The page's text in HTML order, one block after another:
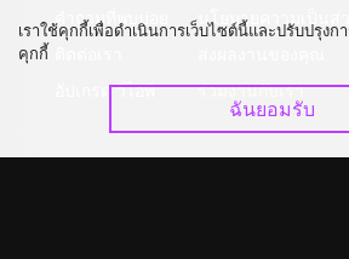
คำถามที่พบบ่อย
อัปเกรด วีไอพี
นโยบายความเป็นส่ว
ร่วมงานกับเรา
เราใช้คุกกี้เพื่อดำเนินการเว็บไซต์นี้และปรับปรุงก
คุกกี้
ฉันยอมรับ